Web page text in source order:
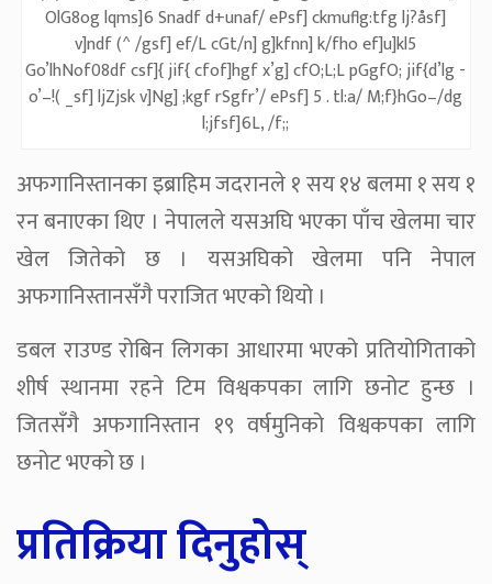
OlG8og lqms]6 Snadf d+unaf/ ePsf] ckmuflg:tfg lj?åsf]
v]ndf (^ /gsf] ef/L cGt/n] g]kfnn] k/fho ef]u]kl5
Go’lhNof08df csf]{ jif{ cfof]hgf x’g] cfO;L;L pGgfO; jif{d’lg -
o’–!( _sf] ljZjsk v]Ng] ;kgf rSgfr’/ ePsf] 5 . tl:a/ M;f}hGo–/dg
l;jfsf]6L, /f;;
अफगानिस्तानका इब्राहिम जदरानले १ सय १४ बलमा १ सय १
रन बनाएका थिए । नेपालले यसअघि भएका पाँच खेलमा चार
खेल जितेको छ । यसअघिको खेलमा पनि नेपाल
अफगानिस्तानसँगै पराजित भएको थियो ।
डबल राउण्ड रोबिन लिगका आधारमा भएको प्रतियोगिताको
शीर्ष स्थानमा रहने टिम विश्वकपका लागि छनोट हुन्छ ।
जितसँगै अफगानिस्तान १९ वर्षमुनिको विश्वकपका लागि
छनोट भएको छ ।
प्रतिक्रिया दिनुहोस्